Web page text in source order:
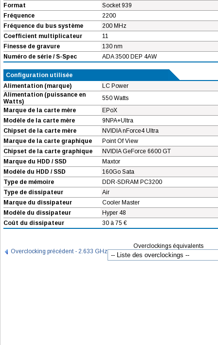
Format
Socket 939
Fréquence
2200
Fréquence du bus système
200 MHz
Coefficient multiplicateur
11
Finesse de gravure
130 nm
Numéro de série / S-Spec
ADA 3500 DEP 4AW
Configuration utilisée
Alimentation (marque)
LC Power
Alimentation (puissance en
Watts)
550 Watts
Marque de la carte mère
EPoX
Modèle de la carte mère
9NPA+Ultra
Chipset de la carte mère
NVIDIA nForce4 Ultra
Marque de la carte graphique
Point Of View
Chipset de la carte graphique
NVIDIA GeForce 6600 GT
Marque du HDD / SSD
Maxtor
Modèle du HDD / SSD
160Go Sata
Type de mémoire
DDR-SDRAM PC3200
Type de dissipateur
Air
Marque du dissipateur
Cooler Master
Modèle du dissipateur
Hyper 48
Coût du dissipateur
30 à 75 €
Overclocking précédent - 2.633 GHz
Overclockings équivalents